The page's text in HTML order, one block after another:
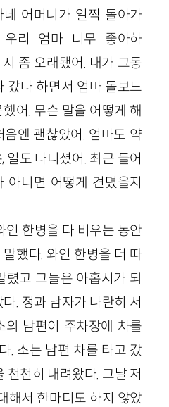
어머니가 일찍 돌아가
리 엄마 너무 좋아하
좀 오래됐어. 내가 그동
갔다 하면서 엄마 돌보느
어. 무슨 말을 어떻게 해
엔 괜찮았어. 엄마도 약
일도 다니셨어. 최근 들어
아니면 어떻게 견뎠을지
인 한병을 다 비우는 동안
했다. 와인 한병을 더 따
렸고 그들은 아홉시가 되
. 정과 남자가 나란히 서
의 남편이 주차장에 차를
. 소는 남편 차를 타고 갔
천천히 내려왔다. 그날 저
해서 한마디도 하지 않았